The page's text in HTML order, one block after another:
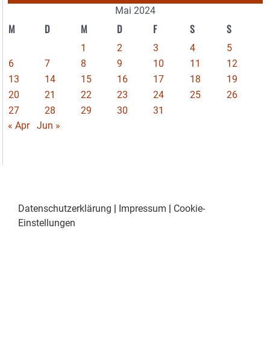
Mai 2024
M D M D F S S
1 2 3 4
5
6
7 8 9 10 11
12
13
14 15 16 17 18
19
20
21 22 23 24 25
26
27
28 29 30
31
« Apr
Jun »
Datenschutzerklärung | Impressum | Cookie-
Einstellungen